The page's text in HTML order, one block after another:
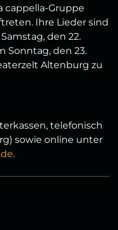
cappella-Gruppe
Ihre Lieder sind
den 22.
Sonntag, den 23.
Altenburg zu
telefonisch
sowie online unter
.